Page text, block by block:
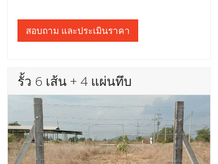
สอบถาม และประเมินราคา
รั้ว 6 เส้น + 4 แผ่นทึบ